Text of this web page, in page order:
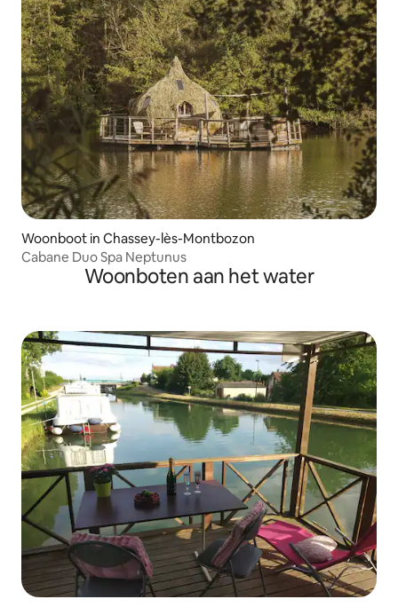
Woonboot in Chassey-lès-Montbozon
Cabane Duo Spa Neptunus
Woonboten aan het water